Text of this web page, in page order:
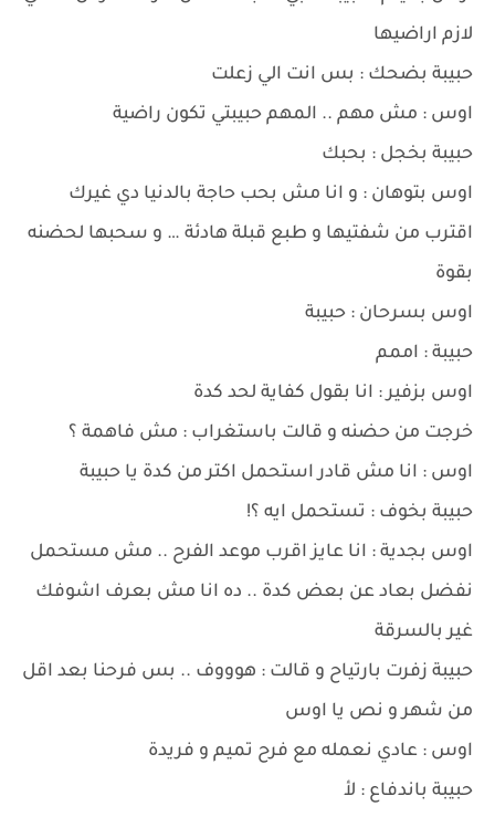
لازم اراضيها
حبيبة بضحك : بس انت الي زعلت
اوس : مش مهم .. المهم حبيبتي تكون راضية
حبيبة بخجل : بحبك
اوس بتوهان : و انا مش بحب حاجة بالدنيا دي غيرك
اقترب من شفتيها و طبع قبلة هادئة … و سحبها لحضنه
بقوة
اوس بسرحان : حبيبة
حبيبة : اممم
اوس بزفير : انا بقول كفاية لحد كدة
خرجت من حضنه و قالت باستغراب : مش فاهمة ؟
اوس : انا مش قادر استحمل اكتر من كدة يا حبيبة
حبيبة بخوف : تستحمل ايه ؟!
اوس بجدية : انا عايز اقرب موعد الفرح .. مش مستحمل
نفضل بعاد عن بعض كدة .. ده انا مش بعرف اشوفك
غير بالسرقة
حبيبة زفرت بارتياح و قالت : هوووف .. بس فرحنا بعد اقل
من شهر و نص يا اوس
اوس : عادي نعمله مع فرح تميم و فريدة
حبيبة باندفاع : لأ